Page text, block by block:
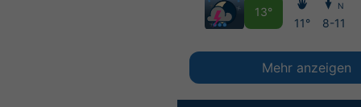
13°
11°
N
8-11
Mehr anzeigen